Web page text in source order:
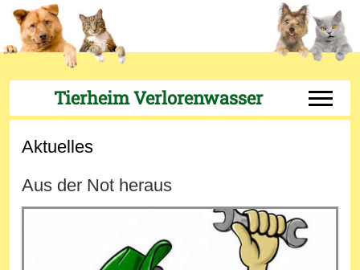
Tierheim Verlorenwasser Off-
Aktuelles
Aus der Not heraus